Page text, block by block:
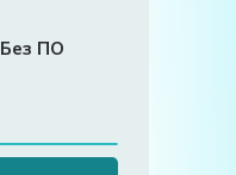
Без ПО